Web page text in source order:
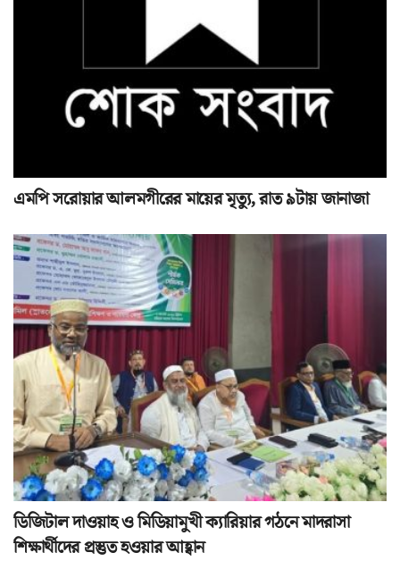
এমপি সরোয়ার আলমগীরের মায়ের মৃত্যু, রাত ৯টায় জানাজা
ডিজিটাল দাওয়াহ ও মিডিয়ামুখী ক্যারিয়ার গঠনে মাদরাসা
শিক্ষার্থীদের প্রস্তুত হওয়ার আহ্বান